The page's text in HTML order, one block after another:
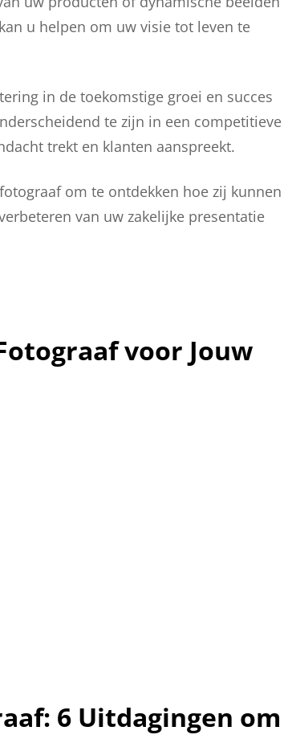
u helpen om uw visie tot leven te
in de toekomstige groei en succes
te zijn in een competitieve
trekt en klanten aanspreekt.
om te ontdekken hoe zij kunnen
van uw zakelijke presentatie
voor Jouw
6 Uitdagingen om